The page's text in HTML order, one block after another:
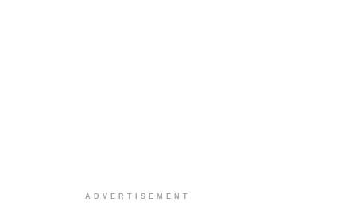
ADVERTISEMENT